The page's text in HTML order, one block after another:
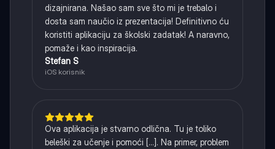
dizajnirana. Našao sam sve što mi je trebalo i
dosta sam naučio iz prezentacija! Definitivno ću
koristiti aplikaciju za školski zadatak! A naravno,
pomaže i kao inspiracija.
Stefan S
iOS korisnik
Ova aplikacija je stvarno odlična. Tu je toliko
beleški za učenje i pomoći [...]. Na primer, problem